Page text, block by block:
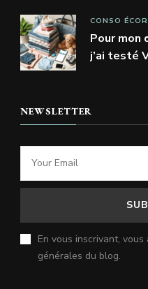
CONSO
Pour mon
j’ai testé
NEWSLETTER
En vous inscrivant,
générales du blog.